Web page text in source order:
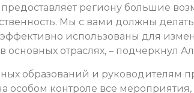
региону большие
Мы с вами должны делать
использованы для
основных отраслях, – подчеркнул
образований и руководителям
особом контроле все